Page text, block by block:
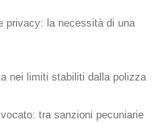
privacy: la necessità di una
nei limiti stabiliti dalla polizza
tra sanzioni pecuniarie